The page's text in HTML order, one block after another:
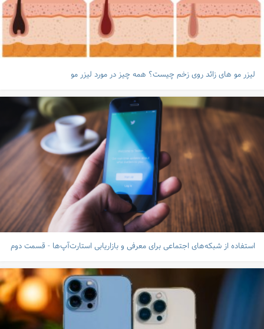
لیزر مو های زائد روی زخم چیست؟ همه چیز در مورد لیزر مو
استفاده از شبکه‌های اجتماعی برای معرفی و بازاریابی استارت‌آپ‌ها - قسمت دوم